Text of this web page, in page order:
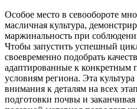
Особое место в севообороте
масличная культура,
маржинальность при
Чтобы запустить успешный
своевременно подобрать
адаптированные к конкретным
условиям региона. Эта
внимания к деталям на всех
подготовки почвы и